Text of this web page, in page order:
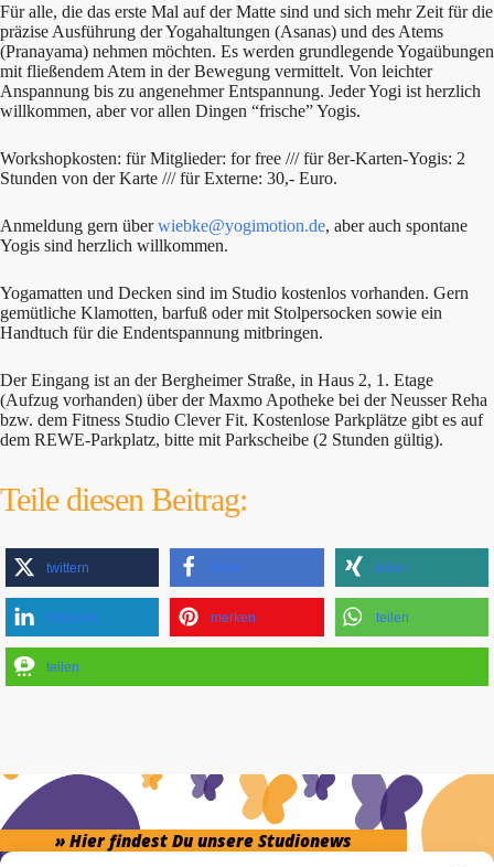
Für alle, die das erste Mal auf der Matte sind und sich mehr Zeit für die
präzise Ausführung der Yogahaltungen (Asanas) und des Atems
(Pranayama) nehmen möchten. Es werden grundlegende Yogaübungen
mit fließendem Atem in der Bewegung vermittelt. Von leichter
Anspannung bis zu angenehmer Entspannung. Jeder Yogi ist herzlich
willkommen, aber vor allen Dingen “frische” Yogis.
Workshopkosten: für Mitglieder: for free /// für 8er-Karten-Yogis: 2
Stunden von der Karte /// für Externe: 30,- Euro.
Anmeldung gern überwiebke@yogimotion.de, aber auch spontane
Yogis sind herzlich willkommen.
Yogamatten und Decken sind im Studio kostenlos vorhanden. Gern
gemütliche Klamotten, barfuß oder mit Stolpersocken sowie ein
Handtuch für die Endentspannung mitbringen.
Der Eingang ist an der Bergheimer Straße, in Haus 2, 1. Etage
(Aufzug vorhanden) über der Maxmo Apotheke bei der Neusser Reha
bzw. dem Fitness Studio Clever Fit. Kostenlose Parkplätze gibt es auf
dem REWE-Parkplatz, bitte mit Parkscheibe (2 Stunden gültig).
Teile diesen Beitrag:
twittern teilen teilen
mitteilen merken teilen
teilen
» Hier findest Du unsere Studionews